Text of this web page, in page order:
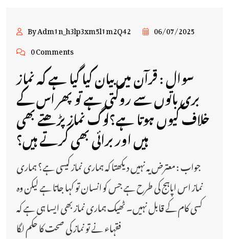
By Adm1n_h3lp3xm5l1m2Q42
06/07/2025
0 Comments
سوال : قرآن میں بیان کیا گیا ہے کہ نماز
بری باتوں سے روکتی ہے تو پھر اس کے
خلاف کیوں ہوتا ہے؟لوگ نماز پڑھتے بھی
ہیں اور برائی بھی کرتے ہیں؟
جواب : معترض یہ نہیں دیکھتا کہ ہماری نماز کیسی ہے؟ ہماری
نماز اس اپاہج کی طرح ہے جس کو انسان تو کہا جاتا ہے لیکن وہ
کسی کام کے قابل نہیں۔ ٹھیک ہماری نماز بھی ایسا ہی ہے کہ
فقہاء نے تو نماز کی صحت کا حکم لگا